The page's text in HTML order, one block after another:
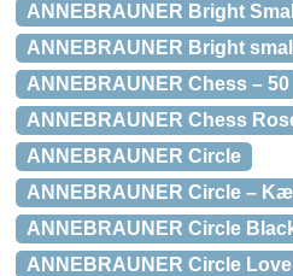
ANNEBRAUNER Bright Small
ANNEBRAUNER Bright
ANNEBRAUNER Chess – 50
ANNEBRAUNER Chess
ANNEBRAUNER Circle
ANNEBRAUNER Circle –
ANNEBRAUNER Circle
ANNEBRAUNER Circle Love